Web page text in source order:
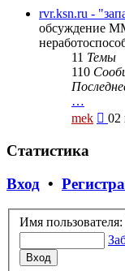
rvr.ksn.ru -
обсуждение
11 Темы
110
…
mek
02
Статистика
Вход •
Имя пользователя: